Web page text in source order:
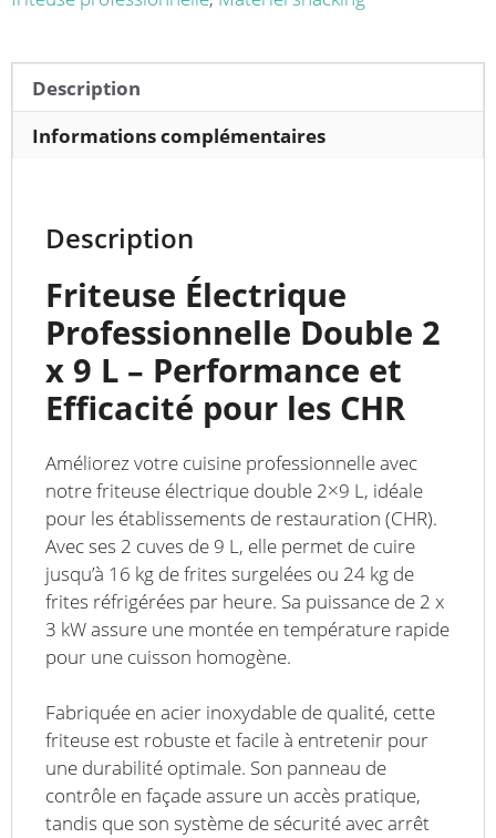
-
Le
des
Frites
Parfaites
Description
Informations complémentaires
Description
Friteuse Électrique
Professionnelle Double 2
x 9 L – Performance et
Efficacité pour les CHR
Améliorez votre cuisine professionnelle avec
notre friteuse électrique double 2×9 L, idéale
pour les établissements de restauration (CHR).
Avec ses 2 cuves de 9 L, elle permet de cuire
jusqu’à 16 kg de frites surgelées ou 24 kg de
frites réfrigérées par heure. Sa puissance de 2 x
3 kW assure une montée en température rapide
pour une cuisson homogène.
Fabriquée en acier inoxydable de qualité, cette
friteuse est robuste et facile à entretenir pour
une durabilité optimale. Son panneau de
contrôle en façade assure un accès pratique,
tandis que son système de sécurité avec arrêt